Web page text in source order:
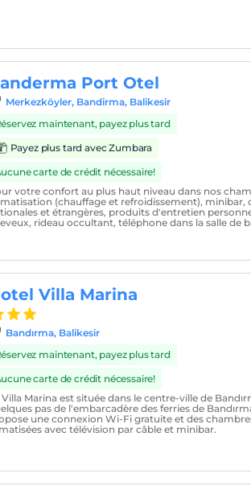
Port Otel
Merkezköyler, Bandirma, Balikesir
maintenant, payez plus tard
Payez plus tard avec Zumbara
carte de crédit nécessaire!
votre confort au plus haut niveau dans nos
(chauffage et refroidissement), minibar,
et étrangères, produits d'entretien
rideau occultant, téléphone dans la salle de
Villa Marina
Bandırma, Balikesir
maintenant, payez plus tard
carte de crédit nécessaire!
Villa Marina est située dans le centre-ville de
pas de l'embarcadère des ferries de
une connexion Wi-Fi gratuite et des
avec télévision par câble et minibar.